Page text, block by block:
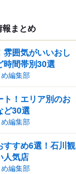
まとめ
雰囲気がいいおし
時間帯別30選
編集部
ト！エリア別のお
ど30選
編集部
すすめ6選！石川観
人気店
編集部